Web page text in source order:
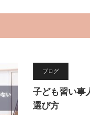
ブログ
子ども習い事
選び方